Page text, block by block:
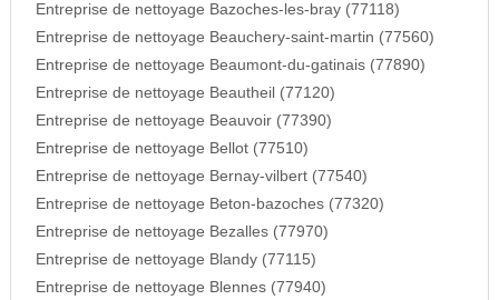
Entreprise de nettoyage Bazoches-les-bray (77118)
Entreprise de nettoyage Beauchery-saint-martin (77560)
Entreprise de nettoyage Beaumont-du-gatinais (77890)
Entreprise de nettoyage Beautheil (77120)
Entreprise de nettoyage Beauvoir (77390)
Entreprise de nettoyage Bellot (77510)
Entreprise de nettoyage Bernay-vilbert (77540)
Entreprise de nettoyage Beton-bazoches (77320)
Entreprise de nettoyage Bezalles (77970)
Entreprise de nettoyage Blandy (77115)
Entreprise de nettoyage Blennes (77940)